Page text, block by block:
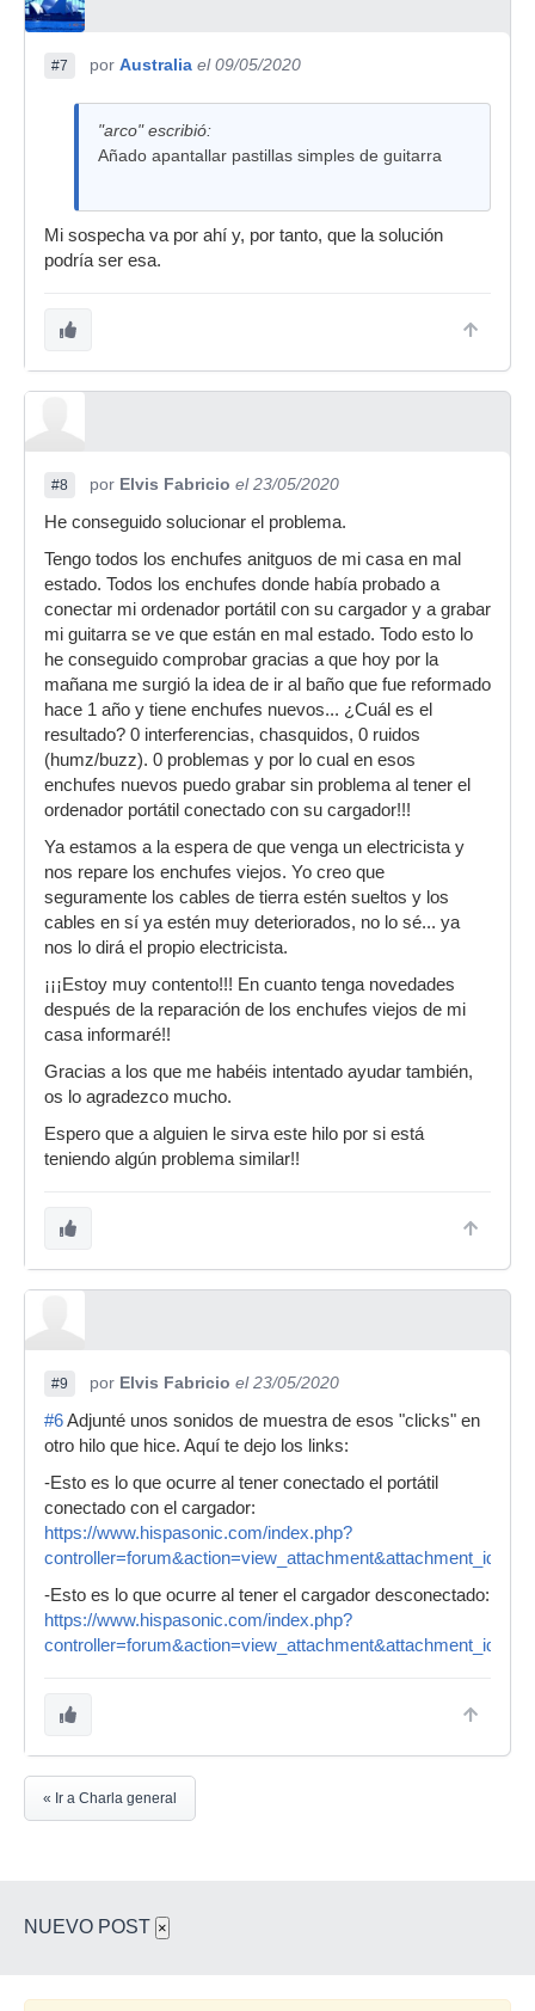
#7 por Australia el 09/05/2020
"arco" escribió:
Añado apantallar pastillas simples de guitarra
Mi sospecha va por ahí y, por tanto, que la solución
podría ser esa.
#8 por Elvis Fabricio el 23/05/2020
He conseguido solucionar el problema.
Tengo todos los enchufes anitguos de mi casa en mal
estado. Todos los enchufes donde había probado a
conectar mi ordenador portátil con su cargador y a grabar
mi guitarra se ve que están en mal estado. Todo esto lo
he conseguido comprobar gracias a que hoy por la
mañana me surgió la idea de ir al baño que fue reformado
hace 1 año y tiene enchufes nuevos... ¿Cuál es el
resultado? 0 interferencias, chasquidos, 0 ruidos
(humz/buzz). 0 problemas y por lo cual en esos
enchufes nuevos puedo grabar sin problema al tener el
ordenador portátil conectado con su cargador!!!
Ya estamos a la espera de que venga un electricista y
nos repare los enchufes viejos. Yo creo que
seguramente los cables de tierra estén sueltos y los
cables en sí ya estén muy deteriorados, no lo sé... ya
nos lo dirá el propio electricista.
¡¡¡Estoy muy contento!!! En cuanto tenga novedades
después de la reparación de los enchufes viejos de mi
casa informaré!!
Gracias a los que me habéis intentado ayudar también,
os lo agradezco mucho.
Espero que a alguien le sirva este hilo por si está
teniendo algún problema similar!!
#9 por Elvis Fabricio el 23/05/2020
#6Adjunté unos sonidos de muestra de esos "clicks" en
otro hilo que hice. Aquí te dejo los links:
-Esto es lo que ocurre al tener conectado el portátil
conectado con el cargador:
https://www.hispasonic.com/index.php?
-Esto es lo que ocurre al tener el cargador desconectado:
https://www.hispasonic.com/index.php?
« Ir a Charla general
NUEVO POST ×